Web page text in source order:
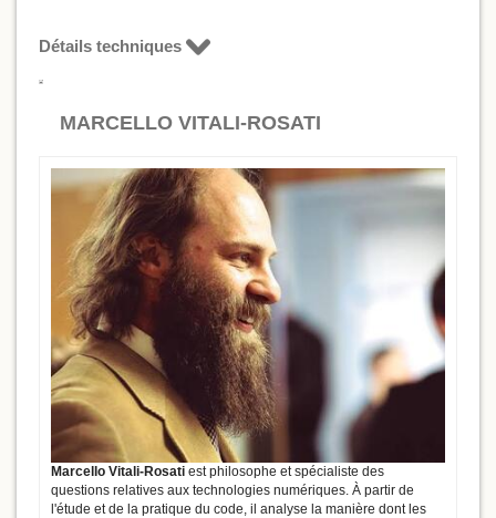
Détails techniques
MARCELLO VITALI-ROSATI
Marcello Vitali-Rosati est philosophe et spécialiste des
questions relatives aux technologies numériques. À partir de
l'étude et de la pratique du code, il analyse la manière dont les